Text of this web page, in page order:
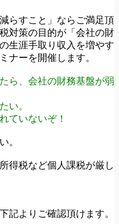
らすこと」ならご満足頂
対策の目的が「会社の財
生涯手取り収入を増やす
ナーを開催します。
ら、会社の財務基盤が弱
い。
ていないぞ！
。
得税など個人課税が厳し
記よりご確認頂けます。